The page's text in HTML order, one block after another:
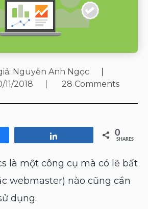
Nguyễn Anh Ngọc
11/2018 28 Comments
0
SHARES
là một công cụ mà có lẽ bất
webmaster) nào cũng cần
dụng.